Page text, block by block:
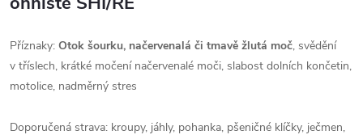
Příznaky: Otok šourku, načervenalá či tmavě žlutá moč, svědění
v tříslech, krátké močení načervenalé moči, slabost dolních končetin,
motolice, nadměrný stres
Doporučená strava: kroupy, jáhly, pohanka, pšeničné klíčky, ječmen,